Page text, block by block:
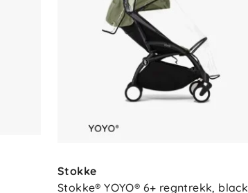
Stokke
Stokke® YOYO® 6+ regntrekk, black